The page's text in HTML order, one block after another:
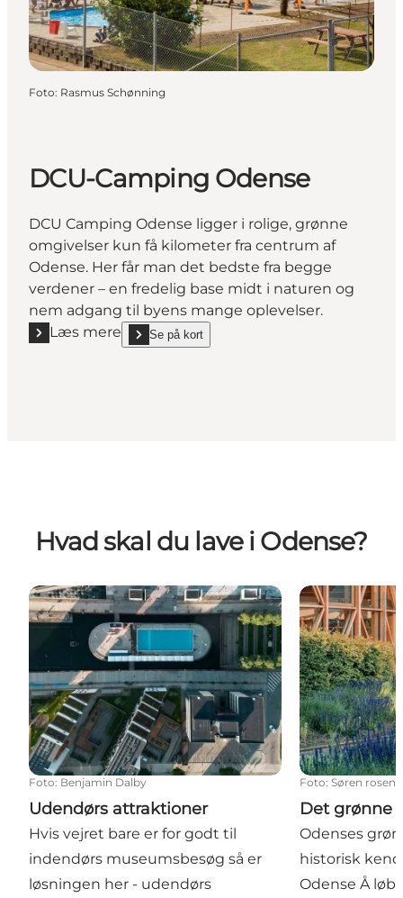
Foto: Rasmus Schønning
DCU-Camping Odense
DCU Camping Odense ligger i rolige, grønne
omgivelser kun få kilometer fra centrum af
Odense. Her får man det bedste fra begge
verdener – en fredelig base midt i naturen og
nem adgang til byens mange oplevelser.
Læs mere
Læs mere "DCU-Camping Odense"
Se på kort
show DCU-Camping Odense on_map
Hvad skal du lave i Odense?
Udendørs attraktioner
Foto: Benjamin Dalby
Udendørs attraktioner
Hvis vejret bare er for godt til
indendørs museumsbesøg så er
løsningen her - udendørs
Det grønne
Foto: Søren
Det grønne
Odenses
historisk
Odense Å